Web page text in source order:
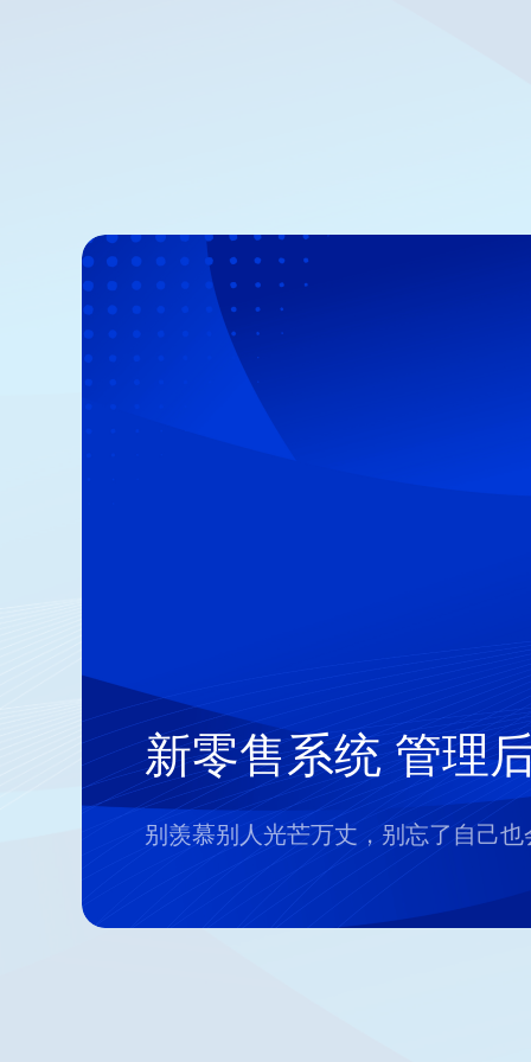
新零售系统 管理
别羡慕别人光芒万丈，别忘了自己